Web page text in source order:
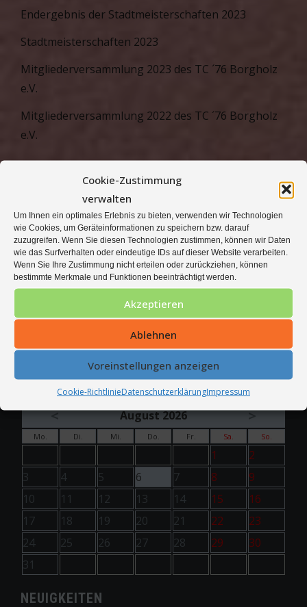
Cookie-Zustimmung
verwalten
Um Ihnen ein optimales Erlebnis zu bieten, verwenden wir Technologien
wie Cookies, um Geräteinformationen zu speichern bzw. darauf
zuzugreifen. Wenn Sie diesen Technologien zustimmen, können wir Daten
wie das Surfverhalten oder eindeutige IDs auf dieser Website verarbeiten.
Wenn Sie Ihre Zustimmung nicht erteilen oder zurückziehen, können
bestimmte Merkmale und Funktionen beeinträchtigt werden.
Akzeptieren
Ablehnen
Voreinstellungen anzeigen
Cookie-RichtlinieDatenschutzerklärungImpressum
Endergebnis der Stadtmeisterschaften 2023
Stadtmeisterschaften 2023
Mitgliederversammlung 2023 des TC ´76 Borgholz
e.V.
Mitgliederversammlung 2022 des TC ´76 Borgholz
e.V.
META
Anmelden
Eintrags-Feed
Kommentar-Feed
< August 2026 >
Mo. Di. Mi. Do. Fr. Sa. So.
1
2
3
4 5 6 7 8
9
10
11 12 13 14 15
16
17
18 19 20 21 22
23
24
25 26 27 28 29
30
31
NEUIGKEITEN